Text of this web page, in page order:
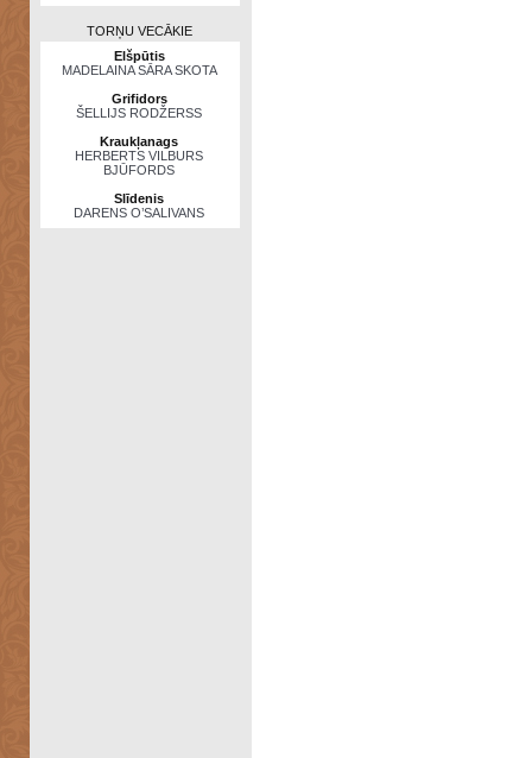
TORŅU VECĀKIE
Elšpūtis
MADELAINA SĀRA SKOTA
Grifidors
ŠELLIJS RODŽERSS
Kraukļanags
HERBERTS VILBURS
BJŪFORDS
Slīdenis
DARENS O’SALIVANS